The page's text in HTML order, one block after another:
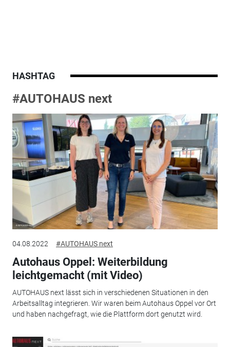
HASHTAG
#AUTOHAUS next
04.08.2022 #AUTOHAUS next
Autohaus Oppel: Weiterbildung
leichtgemacht (mit Video)
AUTOHAUS next lässt sich in verschiedenen Situationen in den
Arbeitsalltag integrieren. Wir waren beim Autohaus Oppel vor Ort
und haben nachgefragt, wie die Plattform dort genutzt wird.